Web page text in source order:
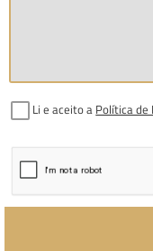
Li e aceito a Política de